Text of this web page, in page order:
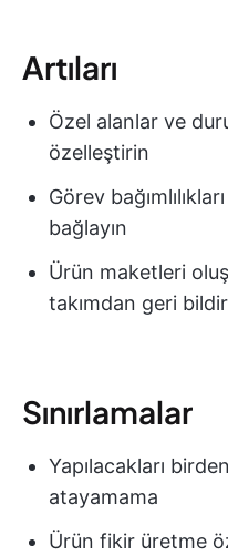
Artıları
Özel alanlar ve
özelleştirin
Görev
bağlayın
Ürün maketleri
takımdan geri
Sınırlamalar
Yapılacakları
atayamama
Ürün fikir üretme